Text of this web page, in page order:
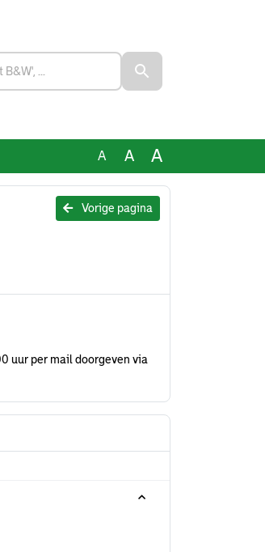
A A A
Vorige pagina
uur per mail doorgeven via